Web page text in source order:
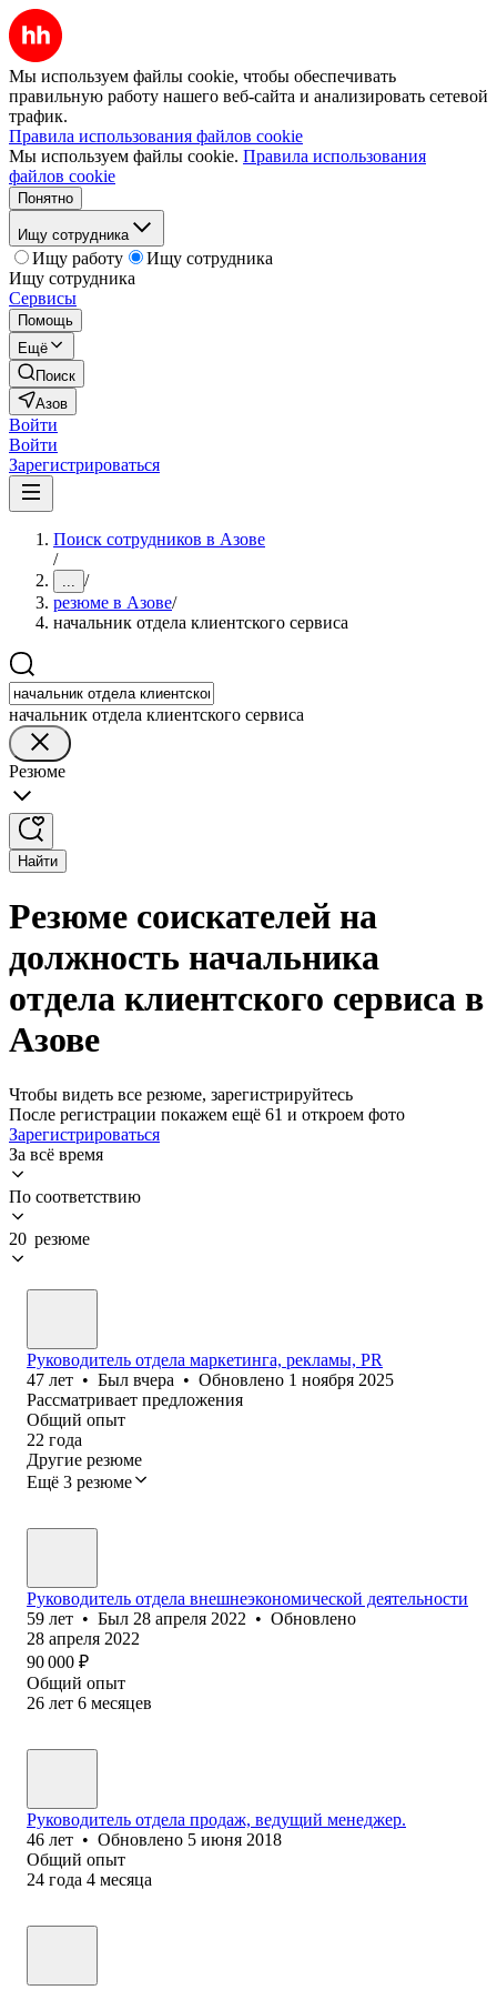
Мы используем файлы cookie, чтобы обеспечивать
правильную работу нашего веб-сайта и анализировать сетевой
трафик.
Правила использования файлов cookie
Мы используем файлы cookie. Правила использования
файлов cookie
Понятно
Ищу сотрудника
Ищу работу
Ищу сотрудника
Ищу сотрудника
Сервисы
Помощь
Ещё
Поиск
Азов
Войти
Войти
Зарегистрироваться
Поиск сотрудников в Азове
/
... /
резюме в Азове/
начальник отдела клиентского сервиса
начальник отдела клиентского сервиса
Резюме
Найти
Резюме соискателей на
должность начальника
отдела клиентского сервиса в
Азове
Чтобы видеть все резюме, зарегистрируйтесь
После регистрации покажем ещё 61 и откроем фото
Зарегистрироваться
За всё время
По соответствию
20 резюме
Руководитель отдела маркетинга, рекламы, PR
47 лет • Был вчера • Обновлено 1 ноября 2025
Рассматривает предложения
Общий опыт
22 года
Другие резюме
Ещё 3 резюме
Руководитель отдела внешнеэкономической деятельности
59 лет • Был 28 апреля 2022 • Обновлено
28 апреля 2022
90 000 ₽
Общий опыт
26 лет 6 месяцев
Руководитель отдела продаж, ведущий менеджер.
46 лет • Обновлено 5 июня 2018
Общий опыт
24 года 4 месяца